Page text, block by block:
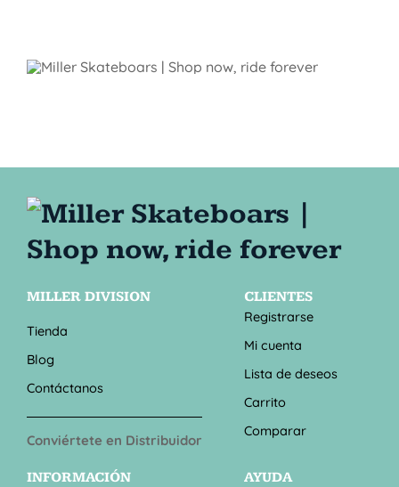
MILLER DIVISION
Tienda
Blog
Contáctanos
Conviértete en Distribuidor
CLIENTES
Registrarse
Mi cuenta
Lista de deseos
Carrito
Comparar
INFORMACIÓN
AYUDA